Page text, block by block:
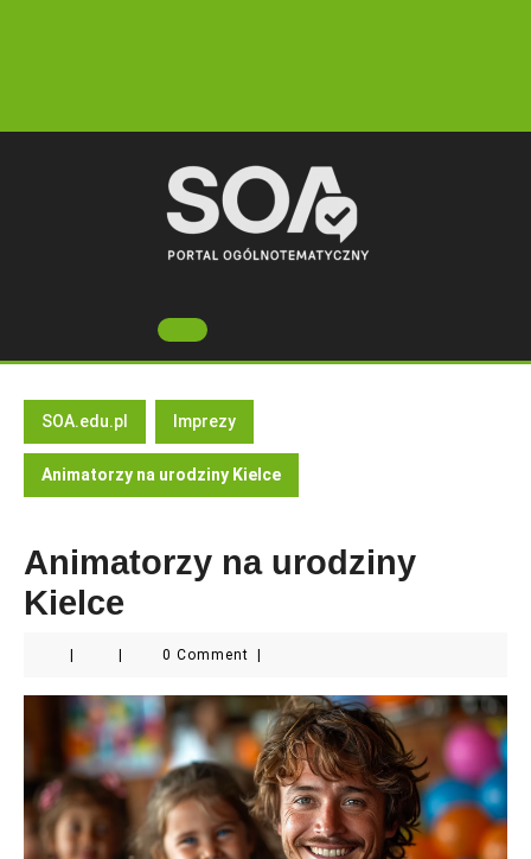
Open
Button
SOA.edu.pl Imprezy
Animatorzy na urodziny Kielce
Animatorzy na urodziny
Kielce
0 Comment